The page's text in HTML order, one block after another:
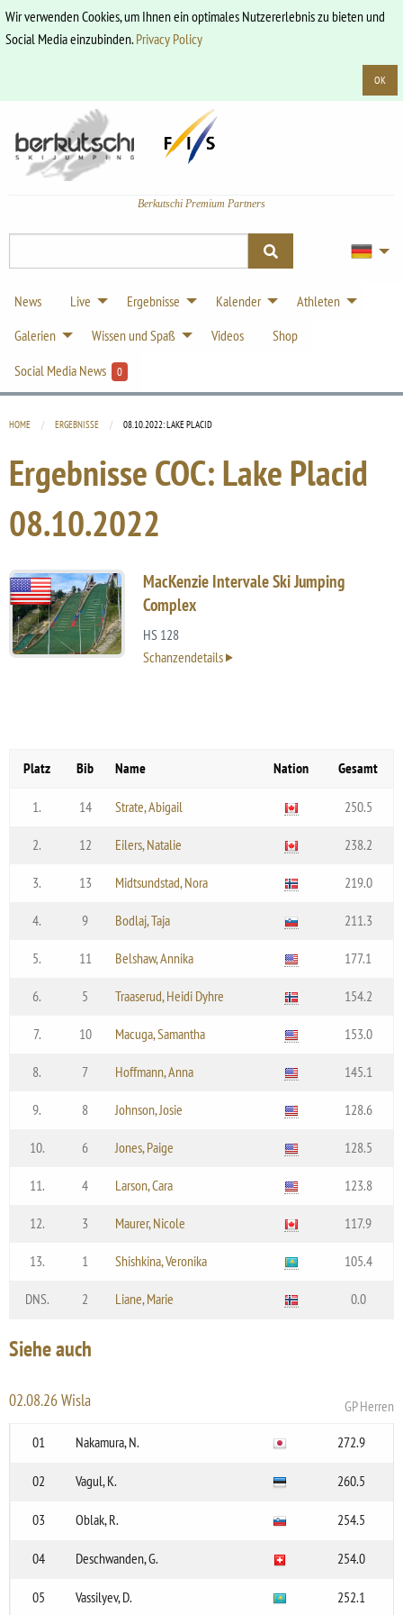
Wir verwenden Cookies, um Ihnen ein optimales Nutzererlebnis zu bieten und
Social Media einzubinden.Privacy Policy
OK
Berkutschi Premium Partners
News Live Ergebnisse Kalender
Athleten
Galerien
Wissen und Spaß Videos
Shop
Social Media News
0
HOME ERGEBNISSE CURRENT:
08.10.2022: LAKE PLACID
Ergebnisse COC: Lake Placid
08.10.2022
MacKenzie Intervale Ski Jumping
Complex
HS 128
Schanzendetails
Platz Bib Name Nation Gesamt
1. 14 Strate, Abigail 250.5
2. 12 Eilers, Natalie 238.2
3. 13 Midtsundstad, Nora 219.0
4. 9 Bodlaj, Taja 211.3
5. 11 Belshaw, Annika 177.1
6. 5 Traaserud, Heidi Dyhre 154.2
7. 10 Macuga, Samantha 153.0
8. 7 Hoffmann, Anna 145.1
9. 8 Johnson, Josie 128.6
10. 6 Jones, Paige 128.5
11. 4 Larson, Cara 123.8
12. 3 Maurer, Nicole 117.9
13. 1 Shishkina, Veronika 105.4
DNS. 2 Liane, Marie 0.0
Siehe auch
02.08.26 Wisla
GP Herren
01
Nakamura, N. 272.9
02 Vagul, K. 260.5
03 Oblak, R. 254.5
04 Deschwanden, G. 254.0
05 Vassilyev, D. 252.1